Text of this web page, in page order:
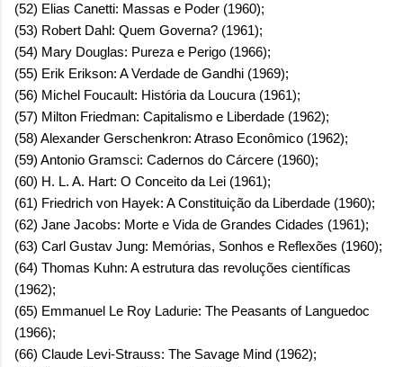
(52) Elias Canetti: Massas e Poder (1960);
(53) Robert Dahl: Quem Governa? (1961);
(54) Mary Douglas: Pureza e Perigo (1966);
(55) Erik Erikson: A Verdade de Gandhi (1969);
(56) Michel Foucault: História da Loucura (1961);
(57) Milton Friedman: Capitalismo e Liberdade (1962);
(58) Alexander Gerschenkron: Atraso Econômico (1962);
(59) Antonio Gramsci: Cadernos do Cárcere (1960);
(60) H. L. A. Hart: O Conceito da Lei (1961);
(61) Friedrich von Hayek: A Constituição da Liberdade (1960);
(62) Jane Jacobs: Morte e Vida de Grandes Cidades (1961);
(63) Carl Gustav Jung: Memórias, Sonhos e Reflexões (1960);
(64) Thomas Kuhn: A estrutura das revoluções científicas
(1962);
(65) Emmanuel Le Roy Ladurie: The Peasants of Languedoc
(1966);
(66) Claude Levi-Strauss: The Savage Mind (1962);